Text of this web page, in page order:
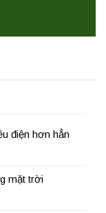
điện hơn hẳn
mặt trời